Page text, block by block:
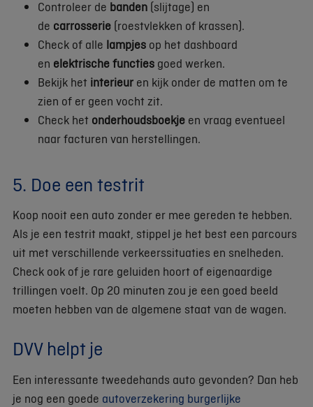
Controleer de banden (slijtage) en
de carrosserie (roestvlekken of krassen).
Check of alle lampjes op het dashboard
en elektrische functies goed werken.
Bekijk het interieur en kijk onder de matten om te
zien of er geen vocht zit.
Check het onderhoudsboekje en vraag eventueel
naar facturen van herstellingen.
5. Doe een testrit
Koop nooit een auto zonder er mee gereden te hebben.
Als je een testrit maakt, stippel je het best een parcours
uit met verschillende verkeerssituaties en snelheden.
Check ook of je rare geluiden hoort of eigenaardige
trillingen voelt. Op 20 minuten zou je een goed beeld
moeten hebben van de algemene staat van de wagen.
DVV helpt je
Een interessante tweedehands auto gevonden? Dan heb
je nog een goede autoverzekering burgerlijke